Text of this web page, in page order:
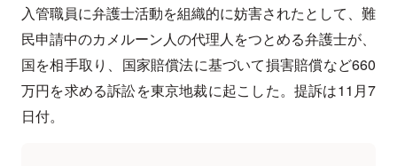
入管職員に弁護士活動を組織的に妨害されたとして、難
民申請中のカメルーン人の代理人をつとめる弁護士が、
国を相手取り、国家賠償法に基づいて損害賠償など660
万円を求める訴訟を東京地裁に起こした。提訴は11月7
日付。